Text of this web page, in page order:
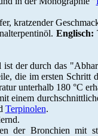
kratzender
Englisch:
der durch das
die im ersten Schritt
unterhalb 180 °C
einem
Terpinolen.
der Bronchien mit